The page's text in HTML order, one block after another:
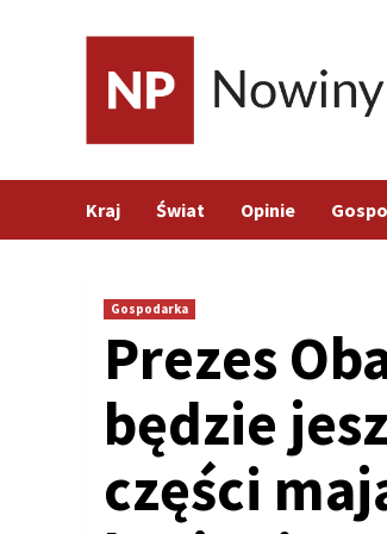
Kraj Świat Opinie
Gospodarka
Prezes
będzie
części